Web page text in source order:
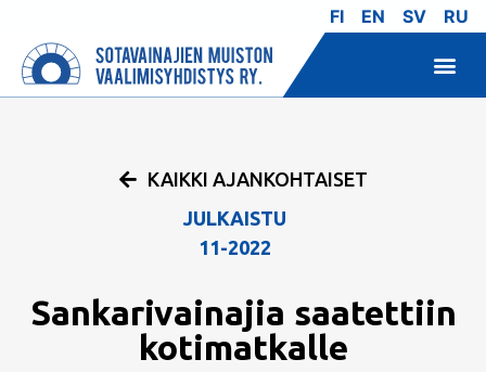
FI EN SV RU
KAIKKI AJANKOHTAISET
Sankarivainajia saatettiin
kotimatkalle
JULKAISTU
11-2022